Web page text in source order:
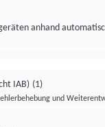
anhand
IAB) (1)
und